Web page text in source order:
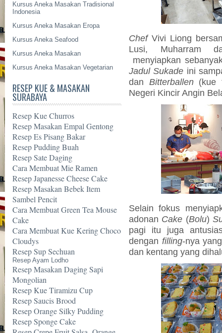
Kursus Aneka Masakan Tradisional
Indonesia
Kursus Aneka Masakan Eropa
Kursus Aneka Seafood
Kursus Aneka Masakan
Kursus Aneka Masakan Vegetarian
RESEP KUE & MASAKAN
SURABAYA
Resep Kue Churros
Resep Masakan Empal Gentong
Resep Es Pisang Bakar
Resep Pudding Buah
Resep Sate Daging
Cara Membuat Mie Ramen
Resep Japanesse Cheese Cake
Resep Masakan Bebek Item
Sambel Pencit
Cara Membuat Green Tea Mouse
Cake
Cara Membuat Kue Kering Choco
Cloudys
Resep Sup Sechuan
Resep Ayam Lodho
Resep Masakan Daging Sapi
Mongolian
Resep Kue Tiramizu Cup
Resep Saucis Brood
Resep Orange Silky Pudding
Resep Sponge Cake
Chef Vivi Liong
Lusi, Muharram
menyiapkan
Jadul Sukade ini
dan Bitterballen(kue
Negeri Kincir Angin
Selain fokus
adonan Cake (Bolu)
pagi itu juga
dengan filling-nya
dan kentang yang